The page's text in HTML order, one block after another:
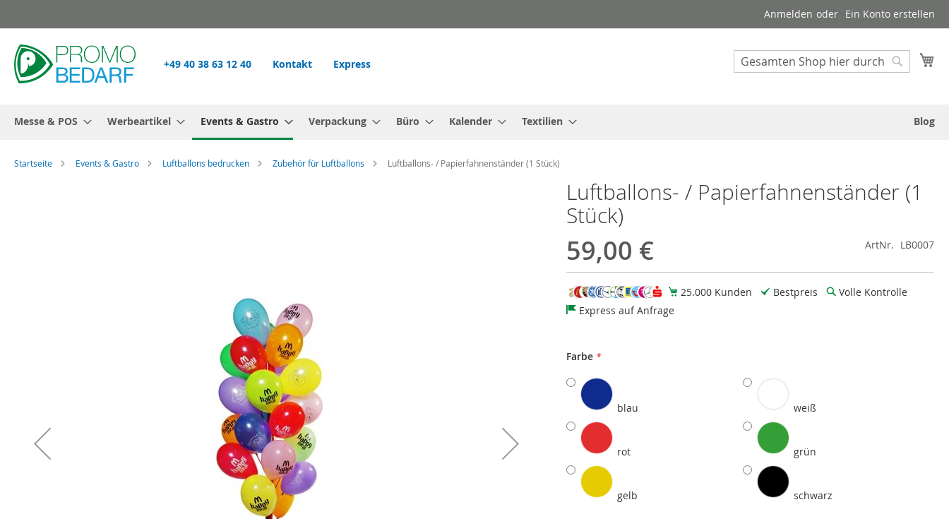
Inhalt
springen
Anmelden Ein Konto erstellen
Suche
Suche
+49 40 38 63 12 40 Kontakt Express
Messe & POS Werbeartikel Events & Gastro Verpackung Büro Kalender Textilien Blog
Startseite Events & Gastro Luftballons bedrucken Zubehör für Luftballons Luftballons- / Papierfahnenständer (1 Stück)
Luftballons- / Papierfahnenständer (1
Stück)
59,00 € ArtNr. LB0007
25.000 Kunden Bestpreis
Volle Kontrolle
Express auf Anfrage
Farbe
blau weiß
rot grün
gelb schwarz